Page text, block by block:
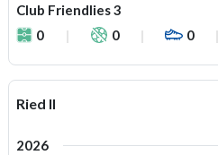
Club Friendlies 3
0
0 0
Ried II
2026